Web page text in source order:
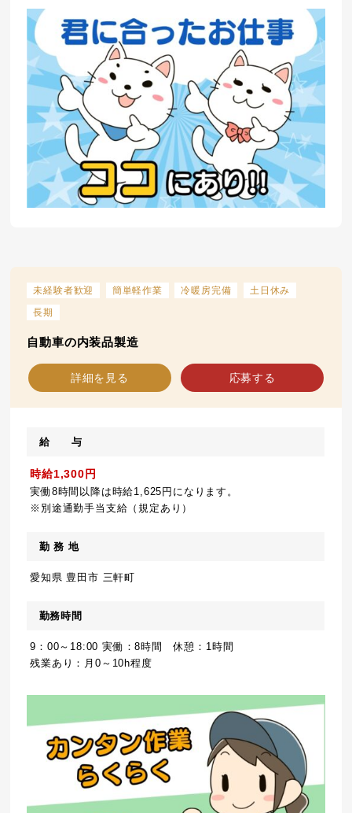
未経験者歓迎 簡単軽作業 冷暖房完備
土日休み
長期
自動車の内装品製造
詳細を見る 応募する
給 与
時給1,300円
実働8時間以降は時給1,625円になります。
※別途通勤手当支給（規定あり）
勤 務 地
愛知県 豊田市 三軒町
勤務時間
9：00～18:00 実働：8時間 休憩：1時間
残業あり：月0～10h程度